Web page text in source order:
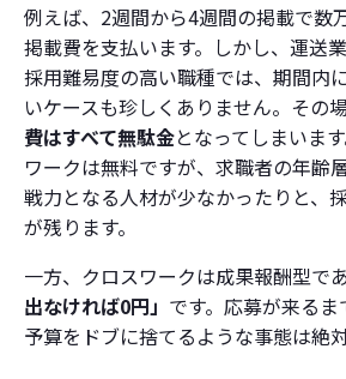
例えば、2週間から4週間の掲載で数
掲載費を支払います。しかし、運送
採用難易度の高い職種では、期間内
いケースも珍しくありません。その場
費はすべて無駄金となってしまいま
ワークは無料ですが、求職者の年齢
戦力となる人材が少なかったりと、
が残ります。
一方、クロスワークは成果報酬型であ
出なければ0円」 です。応募が来るま
予算をドブに捨てるような事態は絶